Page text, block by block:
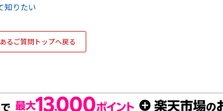
知りたい
るご質問トップへ戻る